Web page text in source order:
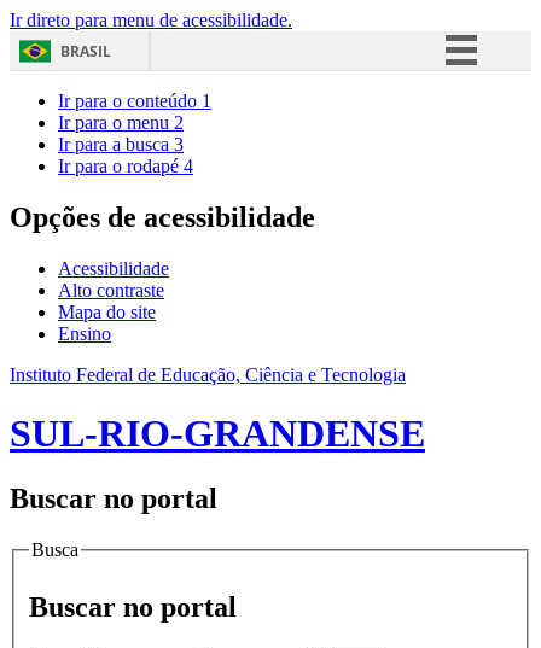
Ir direto para menu de acessibilidade.
BRASIL
Acesso à informação
Ir para o conteúdo 1
Ir para o menu 2
Ir para a busca 3
Ir para o rodapé 4
Opções de acessibilidade
Acessibilidade
Alto contraste
Mapa do site
Ensino
Instituto Federal de Educação, Ciência e Tecnologia
SUL-RIO-GRANDENSE
Buscar no portal
Busca
Buscar no portal